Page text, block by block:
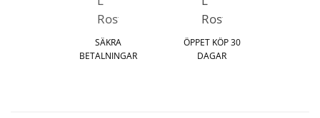
SÄKRA
BETALNINGAR
ÖPPET KÖP 30
DAGAR